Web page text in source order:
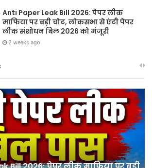
Anti Paper Leak Bill 2026: पेपर लीक
माफिया पर बड़ी चोट, लोकसभा से एंटी पेपर
लीक संशोधन बिल 2026 को मंजूरी
2 weeks ago
गुरु